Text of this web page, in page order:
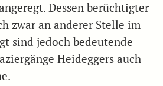
Dessen berüchtigter
zwar an anderer Stelle im
sind jedoch bedeutende
Heideggers auch